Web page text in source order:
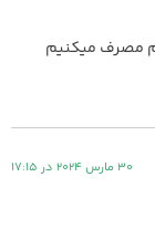
مصرف میکنیم
30 مارس 2024 در 17:15